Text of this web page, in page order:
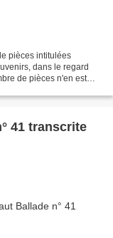
pièces intitulées
dans le regard
de pièces n'en est